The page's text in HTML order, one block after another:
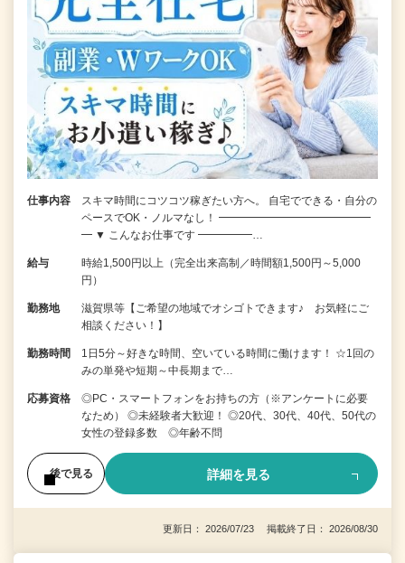
仕事内容
スキマ時間にコツコツ稼ぎたい方へ。 自宅でできる・自分の
ペースでOK・ノルマなし！ ━━━━━━━━━━━━━━
━ ▼ こんなお仕事です ━━━━━…
給与
時給1,500円以上（完全出来高制／時間額1,500円～5,000
円）
勤務地
滋賀県等【ご希望の地域でオシゴトできます♪ お気軽にご
相談ください！】
勤務時間
1日5分～好きな時間、空いている時間に働けます！ ☆1回の
みの単発や短期～中長期まで…
応募資格
◎PC・スマートフォンをお持ちの方（※アンケートに必要
なため） ◎未経験者大歓迎！ ◎20代、30代、40代、50代の
女性の登録多数 ◎年齢不問
後で見る 詳細を見る
更新日： 2026/07/23 掲載終了日： 2026/08/30